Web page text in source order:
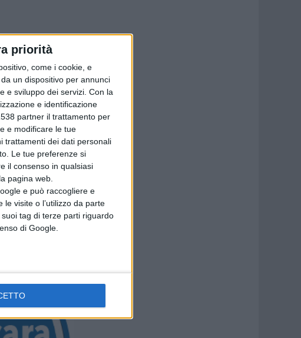
priorità
come i cookie, e
un dispositivo per annunci
e sviluppo dei servizi. Con la
e identificazione
partner il trattamento per
e modificare le tue
trattamenti dei dati personali
Le tue preferenze si
il consenso in qualsiasi
pagina web.
e può raccogliere e
visite o l’utilizzo da parte
tag di terze parti riguardo
di Google.